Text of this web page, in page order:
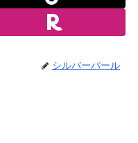
シルバーパール